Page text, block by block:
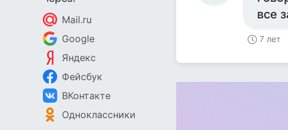
Mail.ru
Google
Яндекс
Фейсбук
ВКонтакте
Одноклассники
все
7 лет